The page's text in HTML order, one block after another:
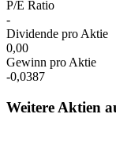
P/E Ratio
-
Dividende pro Aktie
0,00
Gewinn pro Aktie
-0,0387
Weitere Aktien